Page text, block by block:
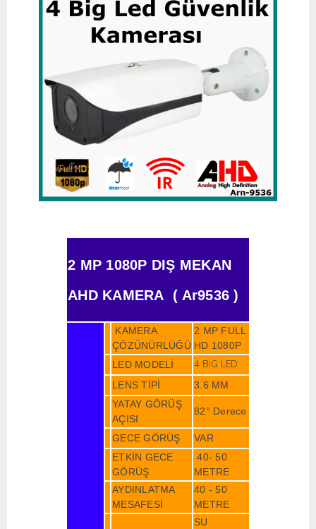
2 MP 1080P DIŞ MEKAN
AHD KAMERA ( Ar9536 )
KAMERA
ÇÖZÜNÜRLÜĞÜ
2 MP FULL
HD 1080P
LED MODELİ
4 BİG LED
LENS TİPİ
3.6 MM
YATAY GÖRÜŞ
AÇISI
82° Derece
GECE GÖRÜŞ
VAR
ETKİN GECE
GÖRÜŞ
40- 50
METRE
AYDINLATMA
MESAFESİ
40 - 50
METRE
SU